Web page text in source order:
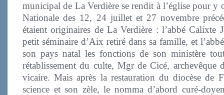
municipal de La Verdière se rendit à l’église pour y
Nationale des 12, 24 juillet et 27 novembre
étaient originaires de La Verdière : l’abbé Calixte
petit séminaire d’Aix retiré dans sa famille, et
son pays natal les fonctions de son ministère
rétablissement du culte, Mgr de Cicé,
vicaire. Mais après la restauration du diocèse de
science et son zèle, le nomma d’abord curé-